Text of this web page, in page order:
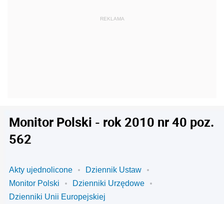
Monitor Polski - rok 2010 nr 40 poz.
562
Akty ujednolicone
Dziennik Ustaw
Monitor Polski
Dzienniki Urzędowe
Dzienniki Unii Europejskiej